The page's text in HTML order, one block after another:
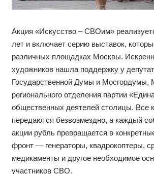
Акция «Искусство – СВОим»
лет и включает серию выставок,
различных площадках Москвы.
художников нашла поддержку у
Государственной Думы и Мосгордумы,
регионального отделения партии
общественных деятелей столицы. Все
передаются безвозмездно, а каждый
акции рубль превращается в
фронт — генераторы, квадрокоптеры,
медикаменты и другое необходимое
участников СВО.